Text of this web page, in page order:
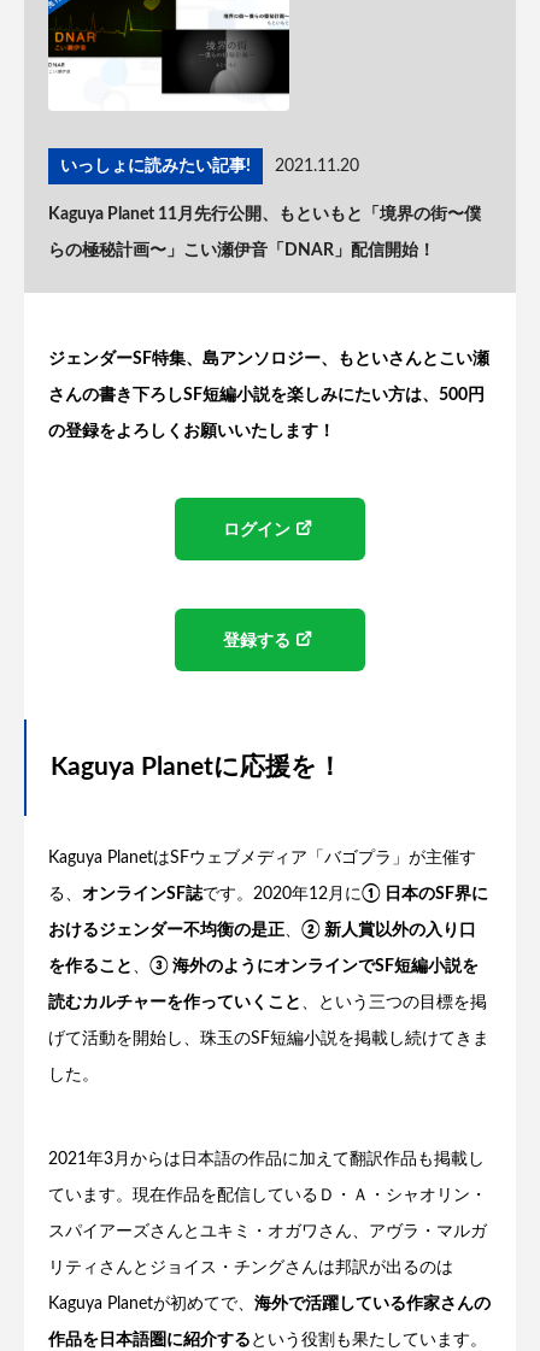
いっしょに読みたい記事! 2021.11.20
Kaguya Planet 11月先行公開、もといもと「境界の街〜僕
らの極秘計画〜」こい瀬伊音「DNAR」配信開始！
ジェンダーSF特集、島アンソロジー、もといさんとこい瀬
さんの書き下ろしSF短編小説を楽しみにたい方は、500円
の登録をよろしくお願いいたします！
ログイン
登録する
Kaguya Planetに応援を！
Kaguya PlanetはSFウェブメディア「バゴプラ」が主催す
る、 オンラインSF誌です。2020年12月に① 日本のSF界に
おけるジェンダー不均衡の是正、 ② 新人賞以外の入り口
を作ること 、 ③ 海外のようにオンラインでSF短編小説を
読むカルチャーを作っていくこと 、という三つの目標を掲
げて活動を開始し、珠玉のSF短編小説を掲載し続けてきま
した。
2021年3月からは日本語の作品に加えて翻訳作品も掲載し
ています。現在作品を配信しているＤ・Ａ・シャオリン・
スパイアーズさんとユキミ・オガワさん、アヴラ・マルガ
リティさんとジョイス・チングさんは邦訳が出るのは
Kaguya Planetが初めてで、 海外で活躍している作家さんの
作品を日本語圏に紹介する という役割も果たしています。